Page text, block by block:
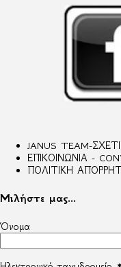
JANUS TEAM-
ΕΠΙΚΟΙΝΩΝΙΑ -
ΠΟΛΙΤΙΚΗ
Μιλήστε μας...
Όνομα